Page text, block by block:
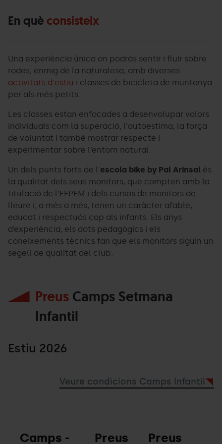
En què consisteix
Una experiència única on podràs sentir i fluir sobre
rodes, enmig de la naturalesa, amb diverses
activitats d'estiu i classes de bicicleta de muntanya
per als més petits.
Les classes estan enfocades a desenvolupar valors
individuals com la superació, l'autoestima, la força
de voluntat i també mostrar respecte i
experimentar sobre l’entorn natural.
Un dels punts forts de l'escola bike by Pal Arinsal és
la qualitat dels seus monitors, que compten amb la
titulació de l’EFPEM i dels cursos de monitors de
lleure i, a més a més, tenen un caràcter afable,
educat i respectuós cap als infants. Els anys
d’experiència, els dots pedagògics i els
coneixements tècnics fan que els monitors siguin un
segell de qualitat del club.
Preus Camps Setmana
Infantil
Estiu 2026
Veure condicions Camps Infantil
Camps - Preus Preus